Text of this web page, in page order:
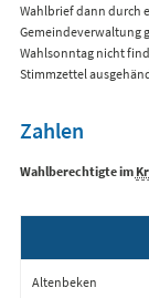
Wahlbrief dann durch
Gemeindeverwaltung
Wahlsonntag nicht
Stimmzettel
Zahlen
Wahlberechtigte im
Altenbeken